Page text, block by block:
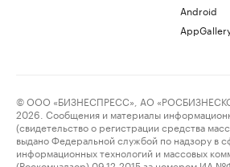
Android
© ООО «БИЗНЕСПРЕСС», АО
2026. Сообщения и материалы
(свидетельство о регистрации средства
выдано Федеральной службой по надзору в
информационных технологий и массовых